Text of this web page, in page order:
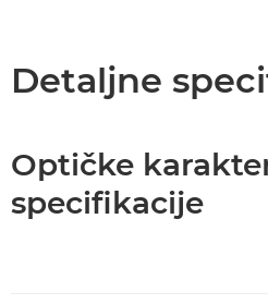
Detaljne
Optičke
specifikacije